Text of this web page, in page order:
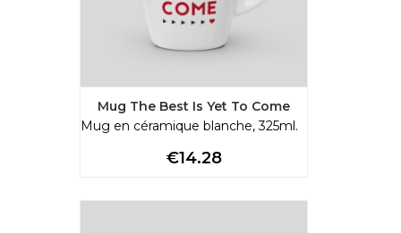
Mug The Best Is Yet To Come
Mug en céramique blanche, 325ml.
Price
€14.28